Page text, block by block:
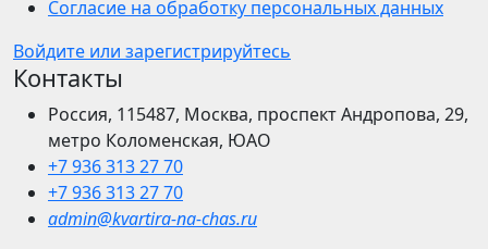
Согласие на обработку персональных данных
Войдите или зарегистрируйтесь
Контакты
Россия, 115487, Москва, проспект Андропова, 29,
метро Коломенская, ЮАО
+7 936 313 27 70
+7 936 313 27 70
admin@kvartira-na-chas.ru